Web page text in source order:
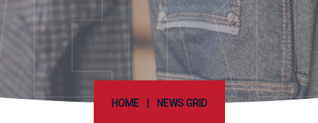
HOME | NEWS GRID